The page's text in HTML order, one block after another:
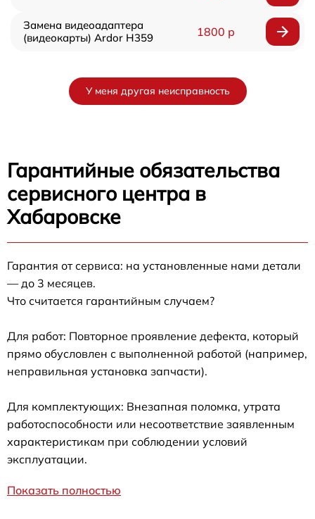
Замена видеоадаптера
(видеокарты) Ardor H359
1800 р
У меня другая неисправность
Гарантийные обязательства
сервисного центра в
Хабаровске
Гарантия от сервиса: на установленные нами детали
— до 3 месяцев.
Что считается гарантийным случаем?
Для работ: Повторное проявление дефекта, который
прямо обусловлен с выполненной работой (например,
неправильная установка запчасти).
Для комплектующих: Внезапная поломка, утрата
работоспособности или несоответствие заявленным
характеристикам при соблюдении условий
эксплуатации.
Показать полностью